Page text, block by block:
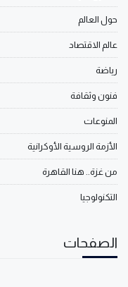
حول العالم
عالم الاقتصاد
رياضة
فنون وثقافة
المنوعات
الأزمة الروسية الأوكرانية
من غزة.. هنا القاهرة
التكنولوجيا
الصفحات